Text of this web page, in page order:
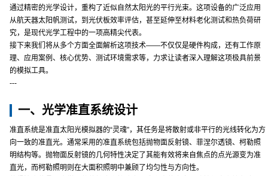
通过精密的光学设计，重构了近似自然太阳光的平行光束。这项设备的广泛应用
从航天器太阳帆测试，到光伏板效率评估，甚至延伸至材料老化测试和热负荷研
究，是现代光学工程中的一项高精尖代表。
接下来我们将从多个方面全面解析这项技术——不仅仅是硬件构成，还有工作原
理、应用案例、核心优势、测试环境需求等，力求让读者深入理解这项极具前景
的模拟工具。
---
一、光学准直系统设计
准直系统是准直太阳光模拟器的“灵魂”，其任务是将散射或非平行的光线转化为方
向一致的准直光。通常采用的准直系统包括抛物面反射镜、菲涅尔透镜、柯勒照
明结构等。抛物面反射镜的几何特性决定了其能有效将来自焦点的点光源变为准
直光，而柯勒照明则在大面积照明中兼顾了均匀性与方向性。